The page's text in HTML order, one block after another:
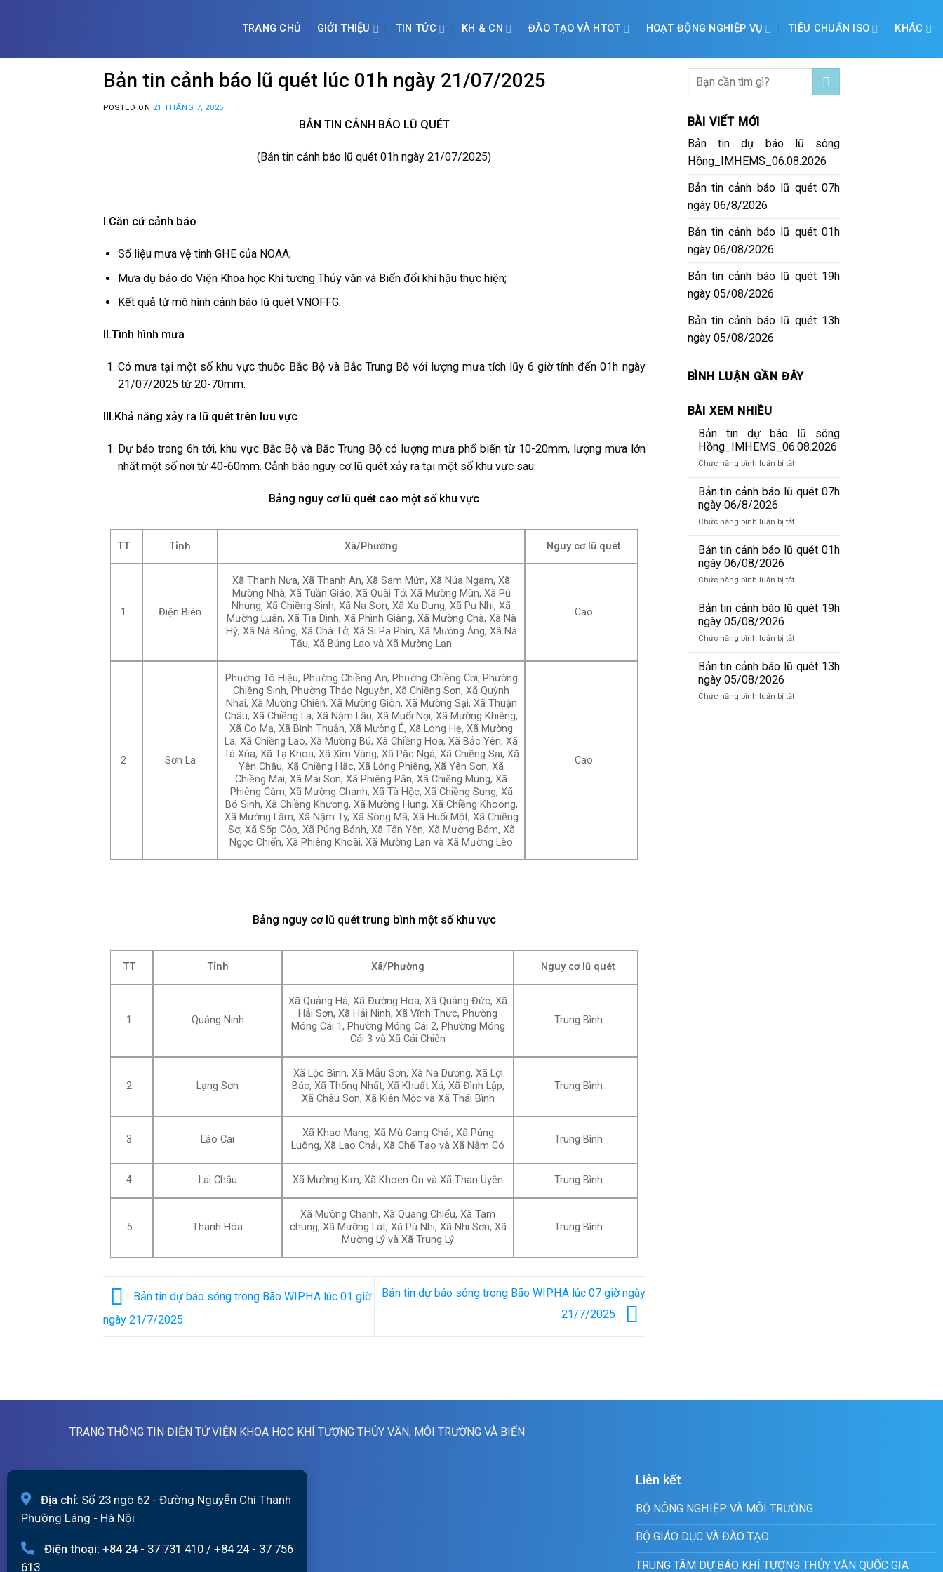
TRANG CHỦ GIỚI THIỆU TIN TỨC KH & CN ĐÀO TẠO VÀ HTQT HOẠT ĐỘNG NGHIỆP VỤ TIÊU CHUẨN ISO KHÁC
Bản tin cảnh báo lũ quét lúc 01h ngày 21/07/2025
POSTED ON 21 THÁNG 7, 2025
BẢN TIN CẢNH BÁO LŨ QUÉT
(Bản tin cảnh báo lũ quét 01h ngày 21/07/2025)
I.Căn cứ cảnh báo
Số liệu mưa vệ tinh GHE của NOAA;
Mưa dự báo do Viện Khoa học Khí tượng Thủy văn và Biến đổi khí hậu thực hiện;
Kết quả từ mô hình cảnh báo lũ quét VNOFFG.
II.Tình hình mưa
Có mưa tại một số khu vực thuộc Bắc Bộ và Bắc Trung Bộ với lượng mưa tích lũy 6 giờ tính đến 01h ngày
21/07/2025 từ 20-70mm.
III.Khả năng xảy ra lũ quét trên lưu vực
Dự báo trong 6h tới, khu vực Bắc Bộ và Bắc Trung Bộ có lượng mưa phổ biến từ 10-20mm, lượng mưa lớn
nhất một số nơi từ 40-60mm. Cảnh báo nguy cơ lũ quét xảy ra tại một số khu vực sau:
Bảng nguy cơ lũ quét cao một số khu vực
TT Tỉnh Xã/Phường Nguy cơ lũ quét
1 Điện Biên
Xã Thanh Nưa, Xã Thanh An, Xã Sam Mứn, Xã Núa Ngam, Xã
Mường Nhà, Xã Tuần Giáo, Xã Quài Tở, Xã Mường Mùn, Xã Pú
Nhung, Xã Chiềng Sinh, Xã Na Son, Xã Xa Dung, Xã Pu Nhi, Xã
Mường Luân, Xã Tìa Dình, Xã Phình Giàng, Xã Mường Chà, Xã Nà
Hỳ, Xã Nà Bủng, Xã Chà Tở, Xã Si Pa Phìn, Xã Mường Ảng, Xã Nà
Tấu, Xã Búng Lao và Xã Mường Lạn
Cao
2 Sơn La
Phường Tô Hiệu, Phường Chiềng An, Phường Chiềng Cơi, Phường
Chiềng Sinh, Phường Thảo Nguyên, Xã Chiềng Sơn, Xã Quỳnh
Nhai, Xã Mường Chiên, Xã Mường Giôn, Xã Mường Sại, Xã Thuận
Châu, Xã Chiềng La, Xã Nậm Lầu, Xã Muổi Nọi, Xã Mường Khiêng,
Xã Co Mạ, Xã Bình Thuận, Xã Mường É, Xã Long Hẹ, Xã Mường
La, Xã Chiềng Lao, Xã Mường Bú, Xã Chiềng Hoa, Xã Bắc Yên, Xã
Tà Xùa, Xã Tạ Khoa, Xã Xím Vàng, Xã Pắc Ngà, Xã Chiềng Sại, Xã
Yên Châu, Xã Chiềng Hặc, Xã Lóng Phiêng, Xã Yên Sơn, Xã
Chiềng Mai, Xã Mai Sơn, Xã Phiêng Pằn, Xã Chiềng Mung, Xã
Phiêng Cằm, Xã Mường Chanh, Xã Tà Hộc, Xã Chiềng Sung, Xã
Bó Sinh, Xã Chiềng Khương, Xã Mường Hung, Xã Chiềng Khoong,
Xã Mường Lầm, Xã Nậm Ty, Xã Sông Mã, Xã Huổi Một, Xã Chiềng
Sơ, Xã Sốp Cộp, Xã Púng Bánh, Xã Tân Yên, Xã Mường Bám, Xã
Ngọc Chiến, Xã Phiêng Khoài, Xã Mường Lạn và Xã Mường Lèo
Cao
Bảng nguy cơ lũ quét trung bình một số khu vực
TT Tỉnh Xã/Phường Nguy cơ lũ quét
1 Quảng Ninh
Xã Quảng Hà, Xã Đường Hoa, Xã Quảng Đức, Xã
Hải Sơn, Xã Hải Ninh, Xã Vĩnh Thực, Phường
Móng Cái 1, Phường Móng Cái 2, Phường Móng
Cái 3 và Xã Cái Chiên
Trung Bình
2 Lạng Sơn
Xã Lộc Bình, Xã Mẫu Sơn, Xã Na Dương, Xã Lợi
Bác, Xã Thống Nhất, Xã Khuất Xá, Xã Đình Lập,
Xã Châu Sơn, Xã Kiên Mộc và Xã Thái Bình
Trung Bình
3 Lào Cai
Xã Khao Mang, Xã Mù Cang Chải, Xã Púng
Luông, Xã Lao Chải, Xã Chế Tạo và Xã Nậm Có
Trung Bình
4 Lai Châu Xã Mường Kim, Xã Khoen On và Xã Than Uyên Trung Bình
5 Thanh Hóa
Xã Mường Chanh, Xã Quang Chiểu, Xã Tam
chung, Xã Mường Lát, Xã Pù Nhi, Xã Nhi Sơn, Xã
Mường Lý và Xã Trung Lý
Trung Bình
Bản tin dự báo sóng trong Bão WIPHA lúc 01 giờ
ngày 21/7/2025
Bản tin dự báo sóng trong Bão WIPHA lúc 07 giờ ngày
21/7/2025
BÀI VIẾT MỚI
Bản tin dự báo lũ sông
Hồng_IMHEMS_06.08.2026
Bản tin cảnh báo lũ quét 07h
ngày 06/8/2026
Bản tin cảnh báo lũ quét 01h
ngày 06/08/2026
Bản tin cảnh báo lũ quét 19h
ngày 05/08/2026
Bản tin cảnh báo lũ quét 13h
ngày 05/08/2026
BÌNH LUẬN GẦN ĐÂY
BÀI XEM NHIỀU
Bản tin dự báo lũ sông
Hồng_IMHEMS_06.08.2026
Chức năng bình luận bị tắtở
tin
dự
lũ
Hồng_IMHEMS_06.08.2026
Bản tin cảnh báo lũ quét 07h
ngày 06/8/2026
Chức năng bình luận bị tắtở
tin
cảnh
lũ
07h
06/8/2026
Bản tin cảnh báo lũ quét 01h
ngày 06/08/2026
Chức năng bình luận bị tắtở
tin
cảnh
lũ
01h
06/08/2026
Bản tin cảnh báo lũ quét 19h
ngày 05/08/2026
Chức năng bình luận bị tắtở
tin
cảnh
lũ
Bản tin cảnh báo lũ quét 13h
ngày 05/08/2026
Chức năng bình luận bị tắtở
TRANG THÔNG TIN ĐIỆN TỬ VIỆN KHOA HỌC KHÍ TƯỢNG THỦY VĂN, MÔI TRƯỜNG VÀ BIỂN
Địa chỉ: Số 23 ngõ 62 - Đường Nguyễn Chí Thanh
Phường Láng - Hà Nội
Điện thoại: +84 24 - 37 731 410 / +84 24 - 37 756
613
Liên kết
BỘ NÔNG NGHIỆP VÀ MÔI TRƯỜNG
BỘ GIÁO DỤC VÀ ĐÀO TẠO
TRUNG TÂM DỰ BÁO KHÍ TƯỢNG THỦY VĂN QUỐC GIA